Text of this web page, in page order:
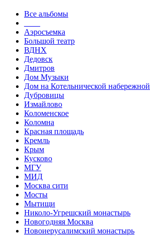
Все альбомы
Аэросъемка
Большой театр
ВДНХ
Дедовск
Дмитров
Дом Музыки
Дом на Котельнической набережной
Дубровицы
Измайлово
Коломенское
Коломна
Красная площадь
Кремль
Крым
Кусково
МГУ
МИД
Москва сити
Мосты
Мытищи
Николо-Угрешский монастырь
Новогодняя Москва
Новоиерусалимский монастырь